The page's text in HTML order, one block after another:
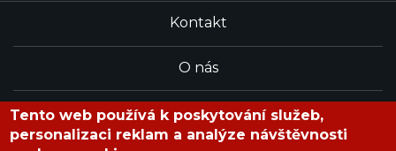
Kontakt
O nás
Redakce
Tento web používá k poskytování služeb,
personalizaci reklam a analýze návštěvnosti